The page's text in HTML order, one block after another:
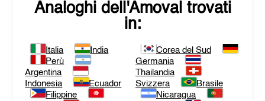
Analoghi dell'Amoval trovati
in:
Italia
India
Perù
Argentina
Indonesia
Ecuador
Filippine
Corea del Sud
Germania
Thailandia
Svizzera
Brasile
Nicaragua